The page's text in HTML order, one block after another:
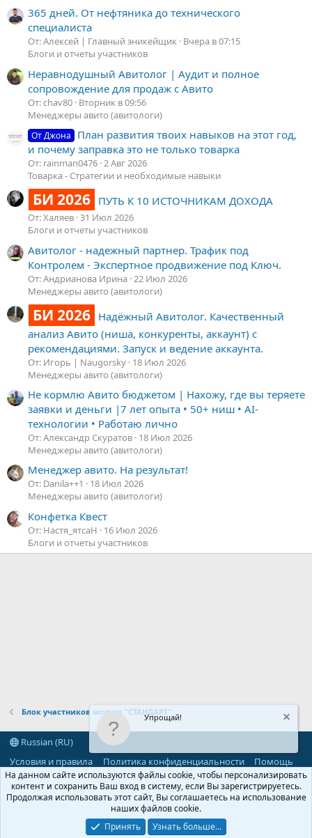
365 дней. От нефтяника до технического
специалиста
От: Алексей | Главный эникейщик Вчера в 07:15
Блоги и отчеты участников
Неравнодушный Авитолог | Аудит и полное
сопровождение для продаж с Авито
От: chav80 Вторник в 09:56
Менеджеры авито (авитологи)
От Джона
План развития твоих навыков на этот год,
и почему заправка это не только товарка
От: rainman0476 2 Авг 2026
Товарка - Стратегии и необходимые навыки
БИ 2026 ПУТЬ К 10 ИСТОЧНИКАМ ДОХОДА
От: Халяев 31 Июл 2026
Блоги и отчеты участников
Авитолог - надежный партнер. Трафик под
Контролем - Экспертное продвижение под Ключ.
От: Андрианова Ирина 22 Июл 2026
Менеджеры авито (авитологи)
БИ 2026 Надёжный Авитолог. Качественный
анализ Авито (ниша, конкуренты, аккаунт) с
рекомендациями. Запуск и ведение аккаунта.
От: Игорь | Naugorsky 18 Июл 2026
Менеджеры авито (авитологи)
Не кормлю Авито бюджетом | Нахожу, где вы теряете
заявки и деньги |7 лет опыта • 50+ ниш • AI-
технологии • Работаю лично
От: Александр Скуратов 18 Июл 2026
Менеджеры авито (авитологи)
Менеджер авито. На результат!
От: Danila++1
18 Июл 2026
Менеджеры авито (авитологи)
Конфетка Квест
От: Настя_ятсаН
16 Июл 2026
Блоги и отчеты участников
Блок участников модуля "СТАНДАРТ"
Russian (RU)
Условия и правила
Политика конфиденциальности Помощь
R
S
Community platform by XenForo® © 2010-2026 XenForo Ltd.
Parts of this site powered byadd-ons from DragonByte™
DragonByte Technologies(Details)
©2010-2026 XenForo Ltd.
Упрощай!
На данном сайте используются файлы cookie, чтобы персонализировать
контент и сохранить Ваш вход в систему, если Вы зарегистрируетесь.
Продолжая использовать этот сайт, Вы соглашаетесь на использование
наших файлов cookie.
Принять
Узнать больше...